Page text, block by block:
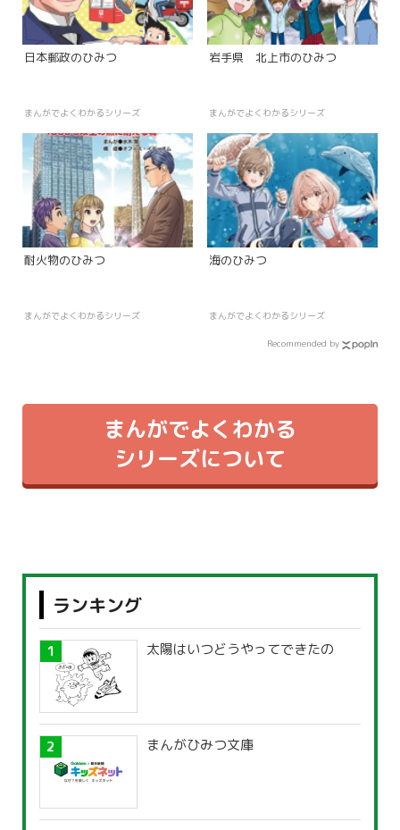
日本郵政のひみつ
まんがでよくわかるシリーズ
岩手県 北上市のひみつ
まんがでよくわかるシリーズ
耐火物のひみつ
まんがでよくわかるシリーズ
海のひみつ
まんがでよくわかるシリーズ
Recommended by
まんがでよくわかる
シリーズについて
ランキング
太陽はいつどうやってできたの
まんがひみつ文庫